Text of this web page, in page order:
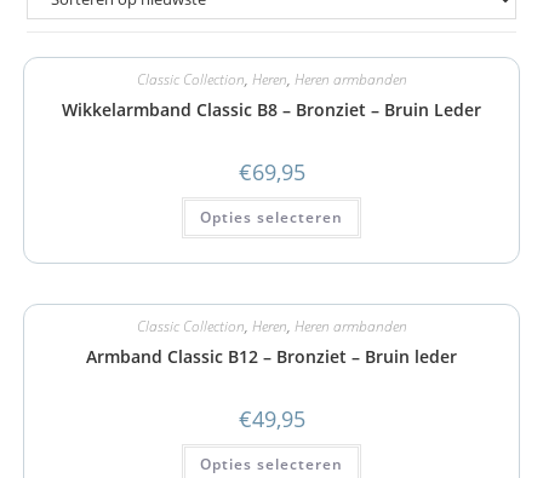
Classic Collection, Heren, Heren armbanden
Wikkelarmband Classic B8 – Bronziet – Bruin Leder
€69,95
Opties selecteren
Classic Collection, Heren, Heren armbanden
Armband Classic B12 – Bronziet – Bruin leder
€49,95
Opties selecteren